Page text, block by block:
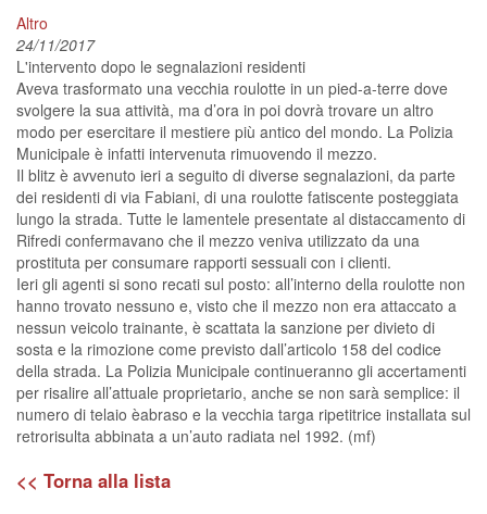
Altro
24/11/2017
L'intervento dopo le segnalazioni residenti
Aveva trasformato una vecchia roulotte in un pied-a-terre dove
svolgere la sua attività, ma d’ora in poi dovrà trovare un altro
modo per esercitare il mestiere più antico del mondo. La Polizia
Municipale è infatti intervenuta rimuovendo il mezzo.
Il blitz è avvenuto ieri a seguito di diverse segnalazioni, da parte
dei residenti di via Fabiani, di una roulotte fatiscente posteggiata
lungo la strada. Tutte le lamentele presentate al distaccamento di
Rifredi confermavano che il mezzo veniva utilizzato da una
prostituta per consumare rapporti sessuali con i clienti.
Ieri gli agenti si sono recati sul posto: all’interno della roulotte non
hanno trovato nessuno e, visto che il mezzo non era attaccato a
nessun veicolo trainante, è scattata la sanzione per divieto di
sosta e la rimozione come previsto dall’articolo 158 del codice
della strada. La Polizia Municipale continueranno gli accertamenti
per risalire all’attuale proprietario, anche se non sarà semplice: il
numero di telaio èabraso e la vecchia targa ripetitrice installata sul
retrorisulta abbinata a un’auto radiata nel 1992. (mf)
<< Torna alla lista